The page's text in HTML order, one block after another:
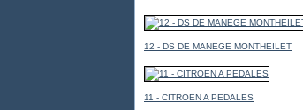
12 - DS DE MANEGE MONTHEILET
11 - CITROEN A PEDALES